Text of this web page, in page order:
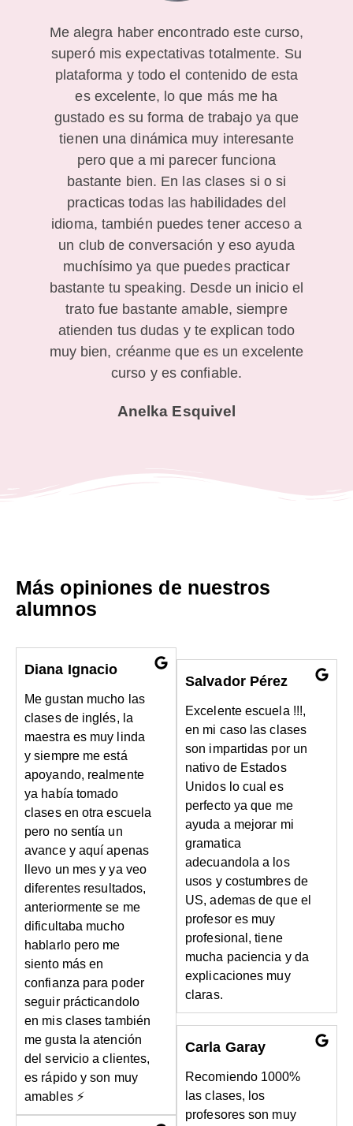
Me alegra haber encontrado este curso,
superó mis expectativas totalmente. Su
plataforma y todo el contenido de esta
es excelente, lo que más me ha
gustado es su forma de trabajo ya que
tienen una dinámica muy interesante
pero que a mi parecer funciona
bastante bien. En las clases si o si
practicas todas las habilidades del
idioma, también puedes tener acceso a
un club de conversación y eso ayuda
muchísimo ya que puedes practicar
bastante tu speaking. Desde un inicio el
trato fue bastante amable, siempre
atienden tus dudas y te explican todo
muy bien, créanme que es un excelente
curso y es confiable.
Anelka Esquivel
Más opiniones de nuestros
alumnos
Diana Ignacio
Me gustan mucho las
clases de inglés, la
maestra es muy linda
y siempre me está
apoyando, realmente
ya había tomado
clases en otra escuela
pero no sentía un
avance y aquí apenas
llevo un mes y ya veo
diferentes resultados,
anteriormente se me
dificultaba mucho
hablarlo pero me
siento más en
confianza para poder
seguir prácticandolo
en mis clases también
me gusta la atención
del servicio a clientes,
es rápido y son muy
amables ⚡
Salvador Pérez
Excelente escuela !!!,
en mi caso las clases
son impartidas por un
nativo de Estados
Unidos lo cual es
perfecto ya que me
ayuda a mejorar mi
gramatica
adecuandola a los
usos y costumbres de
US, ademas de que el
profesor es muy
profesional, tiene
mucha paciencia y da
explicaciones muy
claras.
Carla Garay
Recomiendo 1000%
las clases, los
profesores son muy